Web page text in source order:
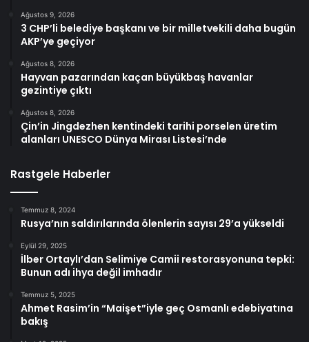
Ağustos 9, 2026
3 CHP’li belediye başkanı ve bir milletvekili daha bugün
AKP’ye geçiyor
Ağustos 8, 2026
Hayvan pazarından kaçan büyükbaş havanlar
gezintiye çıktı
Ağustos 8, 2026
Çin’in Jingdezhen kentindeki tarihi porselen üretim
alanları UNESCO Dünya Mirası Listesi’nde
Rastgele Haberler
Temmuz 8, 2024
Rusya’nın saldırılarında ölenlerin sayısı 29’a yükseldi
Eylül 29, 2025
İlber Ortaylı’dan Selimiye Camii restorasyonuna tepki:
Bunun adı ihya değil imhadır
Temmuz 5, 2025
Ahmet Rasim’in “Maişet”iyle geç Osmanlı edebiyatına
bakış